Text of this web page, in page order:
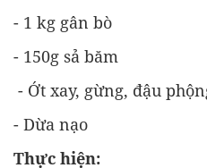
- 1 kg gân bò
- 150g sả băm
- Ớt xay, gừng, đậu
- Dừa nạo
Thực hiện: